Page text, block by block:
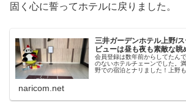
固く心に誓ってホテルに戻りました。
三井ガーデンホテル上野/
ビューは昼も夜も素敵な眺
会員登録は数年前からしてたん
のないホテルチェーンでした。
野での宿泊とナリました！上野
近！・デスク有！・場所が分か
色が浮かんで来たのも決め手の
naricom.net